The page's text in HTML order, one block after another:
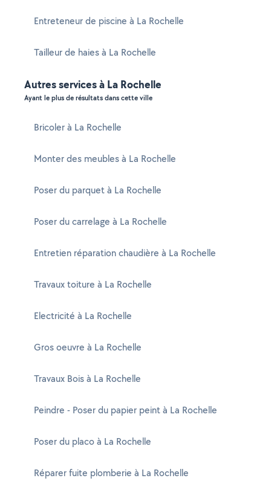
Entreteneur de piscine à La Rochelle
Tailleur de haies à La Rochelle
Autres services à La Rochelle
Ayant le plus de résultats dans cette ville
Bricoler à La Rochelle
Monter des meubles à La Rochelle
Poser du parquet à La Rochelle
Poser du carrelage à La Rochelle
Entretien réparation chaudière à La Rochelle
Travaux toiture à La Rochelle
Electricité à La Rochelle
Gros oeuvre à La Rochelle
Travaux Bois à La Rochelle
Peindre - Poser du papier peint à La Rochelle
Poser du placo à La Rochelle
Réparer fuite plomberie à La Rochelle